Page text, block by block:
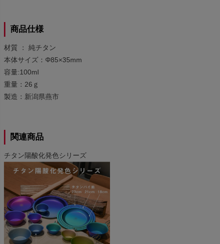
商品仕様
材質 ： 純チタン
本体サイズ：Φ85×35mm
容量:100ml
重量：26ｇ
製造：新潟県燕市
関連商品
チタン陽酸化発色シリーズ